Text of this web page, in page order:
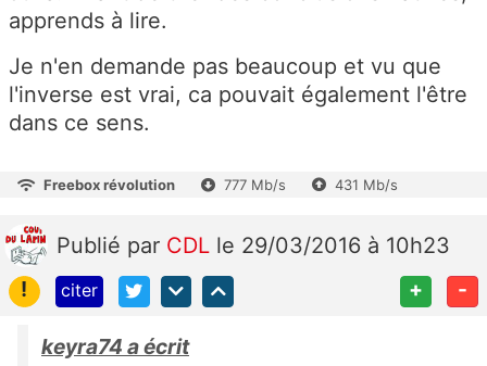
apprends à lire.
Je n'en demande pas beaucoup et vu que
l'inverse est vrai, ca pouvait également l'être
dans ce sens.
Freebox révolution 777 Mb/s 431 Mb/s
Publié par CDL le 29/03/2016 à 10h23
!
citer + -
keyra74 a écrit